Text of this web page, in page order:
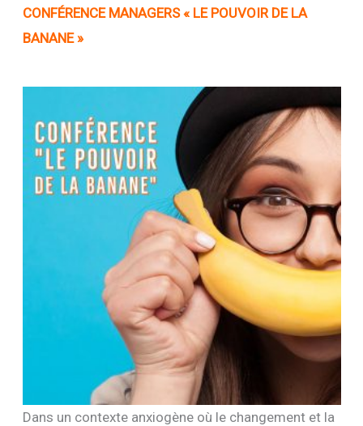
CONFÉRENCEMANAGERS « LE POUVOIR DE LA
BANANE »
Dans un contexte anxiogène où le changement et la